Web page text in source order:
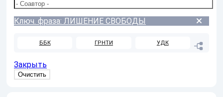
Ключ. фраза: ЛИШЕНИЕ СВОБОДЫ
ББК ГРНТИ УДК
Закрыть